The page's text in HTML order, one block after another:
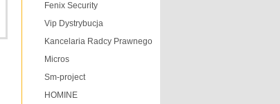
Fenix Security
Vip Dystrybucja
Kancelaria Radcy Prawnego
Micros
Sm-project
HOMINE